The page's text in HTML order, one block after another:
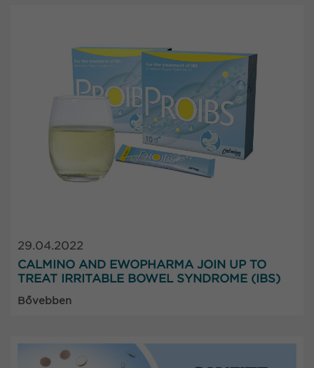
29.04.2022
CALMINO AND EWOPHARMA JOIN UP TO
TREAT IRRITABLE BOWEL SYNDROME (IBS)
Bővebben